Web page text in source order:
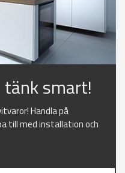
smart!
Handla på
till med installation och